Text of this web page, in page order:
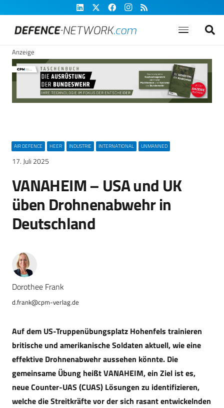
Anzeige
AIR DEFENCE HEER INDUSTRIE INTERNATIONAL UNMANNED
17. Juli 2025
VANAHEIM – USA und UK
üben Drohnenabwehr in
Deutschland
Dorothee Frank
d.frank@cpm-verlag.de
Auf dem US-Truppenübungsplatz Hohenfels trainieren
britische und amerikanische Soldaten aktuell, wie eine
effektive Drohnenabwehr aussehen könnte. Die
gemeinsame Übung heißt VANAHEIM, ein Ziel ist es,
neue Counter-UAS (CUAS) Lösungen zu identifizieren,
welche die Streitkräfte vor der sich rasant entwickelnden